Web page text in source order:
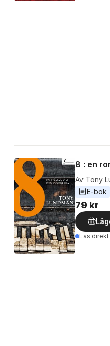
8 : en
Av Tony
E-bok
79 kr
Läs